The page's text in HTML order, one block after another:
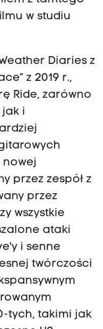
w studiu
Diaries z
z 2019 r.,
Ride, zarówno
i
nowej
przez zespół z
przez
wszystkie
ataki
i senne
twórczości
tych, takimi jak